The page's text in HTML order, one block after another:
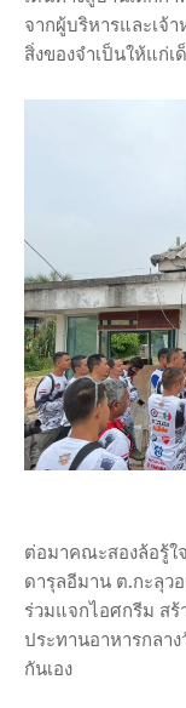
จากผู้บริหารและเจ้
สิ่งของจำเป็นให้แก่เ
ต่อมาคณะสองล้อรู้ใ
ดารุลอีมาน ต.กะลุว
ร่วมแจกไอศกรีม ส
ประทานอาหารกลา
กันเอง